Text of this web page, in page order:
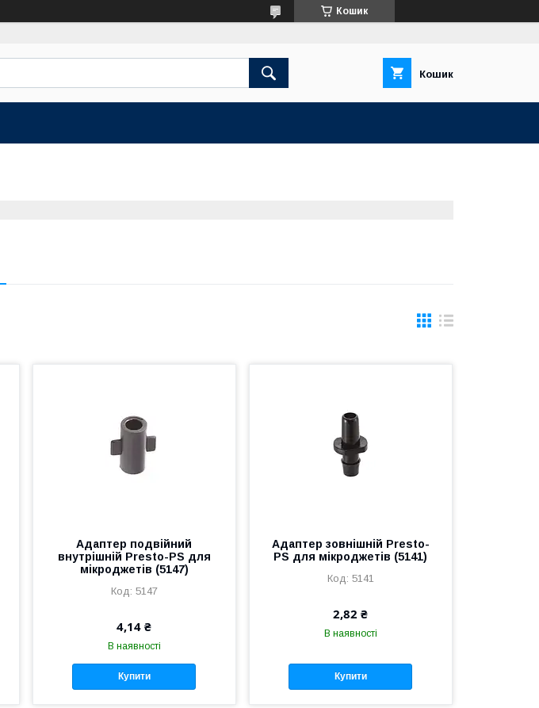
Кошик
Кошик
Адаптер подвійний
внутрішній Presto-PS для
мікроджетів (5147)
5147
4,14 ₴
В наявності
Купити
Адаптер зовнішній Presto-
PS для мікроджетів (5141)
5141
2,82 ₴
В наявності
Купити